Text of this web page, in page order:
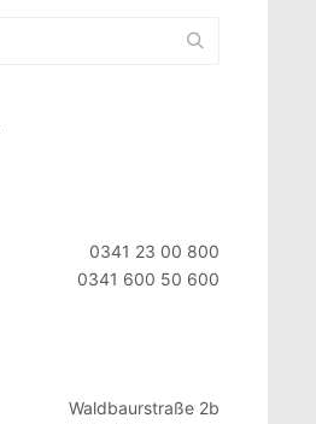
0341 23 00 800
0341 600 50 600
Waldbaurstraße 2b